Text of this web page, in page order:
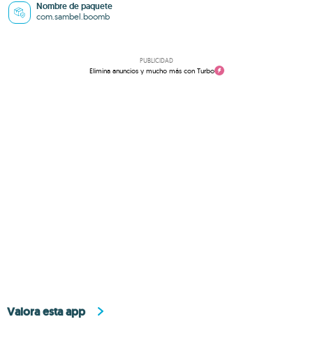
Nombre de paquete
com.sambel.boomb
PUBLICIDAD
Elimina anuncios y mucho más con Turbo
Valora esta app